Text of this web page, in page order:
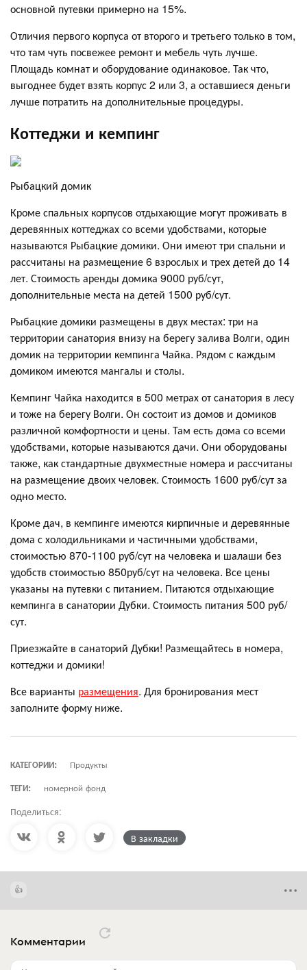
основной путевки примерно на 15%.
Отличия первого корпуса от второго и третьего только в том,
что там чуть посвежее ремонт и мебель чуть лучше.
Площадь комнат и оборудование одинаковое. Так что,
выгоднее будет взять корпус 2 или 3, а оставшиеся деньги
лучше потратить на дополнительные процедуры.
Коттеджи и кемпинг
Рыбацкий домик
Кроме спальных корпусов отдыхающие могут проживать в
деревянных коттеджах со всеми удобствами, которые
называются Рыбацкие домики. Они имеют три спальни и
рассчитаны на размещение 6 взрослых и трех детей до 14
лет. Стоимость аренды домика 9000 руб/сут,
дополнительные места на детей 1500 руб/сут.
Рыбацкие домики размещены в двух местах: три на
территории санатория внизу на берегу залива Волги, один
домик на территории кемпинга Чайка. Рядом с каждым
домиком имеются мангалы и столы.
Кемпинг Чайка находится в 500 метрах от санатория в лесу
и тоже на берегу Волги. Он состоит из домов и домиков
различной комфортности и цены. Там есть дома со всеми
удобствами, которые называются дачи. Они оборудованы
также, как стандартные двухместные номера и рассчитаны
на размещение двоих человек. Стоимость 1600 руб/сут за
одно место.
Кроме дач, в кемпинге имеются кирпичные и деревянные
дома с холодильниками и частичными удобствами,
стоимостью 870-1100 руб/сут на человека и шалаши без
удобств стоимостью 850руб/сут на человека. Все цены
указаны на путевки с питанием. Питаются отдыхающие
кемпинга в санатории Дубки. Стоимость питания 500 руб/
сут.
Приезжайте в санаторий Дубки! Размещайтесь в номера,
коттеджи и домики!
Все варианты размещения. Для бронирования мест
заполните форму ниже.
КАТЕГОРИИ:
Продукты
ТЕГИ:
номерной фонд
Поделиться:
В закладки
Комментарии